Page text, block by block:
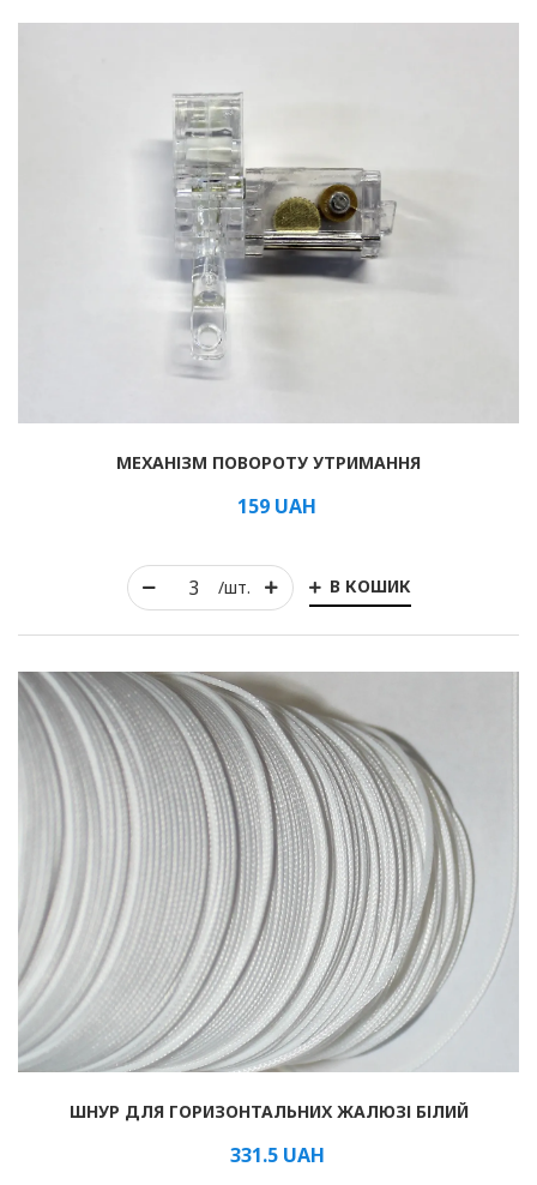
Рулонні
Горизонтальні жалюзі
Вертикальні
Римські
/шт. В КОШИК
МЕХАНІЗМ ПОВОРОТУ УТРИМАННЯ
159 UAH
ШНУР ДЛЯ ГОРИЗОНТАЛЬНИХ ЖАЛЮЗІ БІЛИЙ
331.5UAH